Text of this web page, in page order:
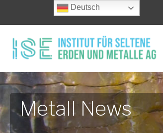
Metall News
Deutsch